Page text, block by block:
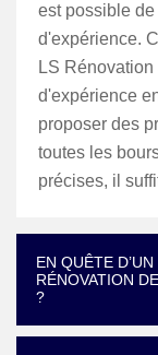
est possible
d'expérience.
LS
d'expérience
proposer des
toutes les
précises, il
EN QUÊTE
RÉNOVATION
?